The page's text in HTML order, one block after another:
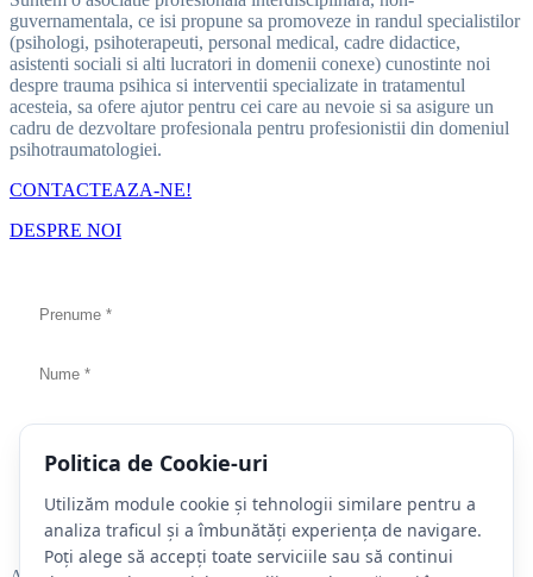
guvernamentala, ce isi propune sa promoveze in randul specialistilor
(psihologi, psihoterapeuti, personal medical, cadre didactice,
asistenti sociali si alti lucratori in domenii conexe) cunostinte noi
despre trauma psihica si interventii specializate in tratamentul
acesteia, sa ofere ajutor pentru cei care au nevoie si sa asigure un
cadru de dezvoltare profesionala pentru profesionistii din domeniul
psihotraumatologiei.
CONTACTEAZA-NE!
DESPRE NOI
Acest câmp este obligatoriu.
Politica de Cookie-uri
Utilizăm module cookie și tehnologii similare pentru a
analiza traficul și a îmbunătăți experiența de navigare.
Poți alege să accepți toate serviciile sau să continui